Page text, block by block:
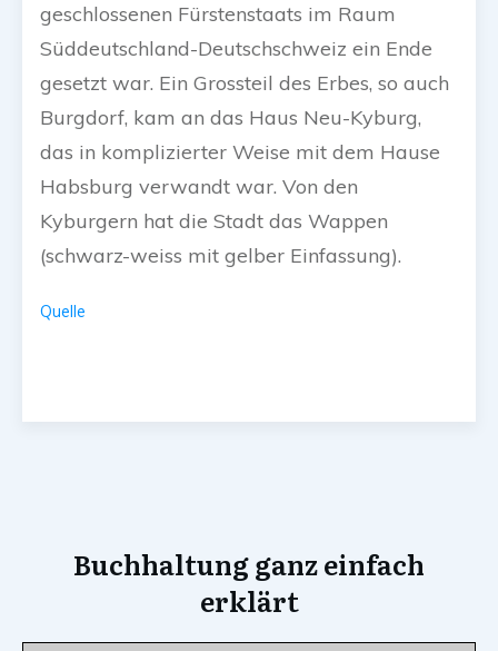
geschlossenen Fürstenstaats im Raum
Süddeutschland-Deutschschweiz ein Ende
gesetzt war. Ein Grossteil des Erbes, so auch
Burgdorf, kam an das Haus Neu-Kyburg,
das in komplizierter Weise mit dem Hause
Habsburg verwandt war. Von den
Kyburgern hat die Stadt das Wappen
(schwarz-weiss mit gelber Einfassung).
Quelle
Buchhaltung ganz einfach
erklärt